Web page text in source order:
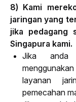
8) Kami
jaringan yang
jika pedagang
Singapura kami.
Jika anda
layanan
pemecahan